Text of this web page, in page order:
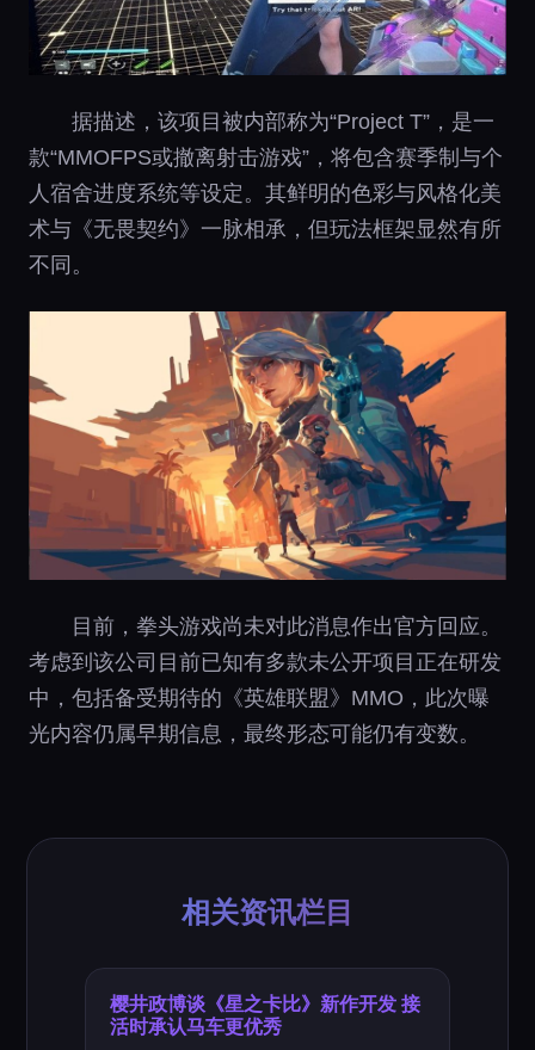
据描述，该项目被内部称为“Project T”，是一
款“MMOFPS或撤离射击游戏”，将包含赛季制与个
人宿舍进度系统等设定。其鲜明的色彩与风格化美
术与《无畏契约》一脉相承，但玩法框架显然有所
不同。
目前，拳头游戏尚未对此消息作出官方回应。
考虑到该公司目前已知有多款未公开项目正在研发
中，包括备受期待的《英雄联盟》MMO，此次曝
光内容仍属早期信息，最终形态可能仍有变数。
相关资讯栏目
樱井政博谈《星之卡比》新作开发 接
活时承认马车更优秀